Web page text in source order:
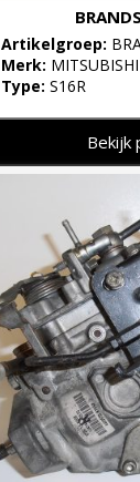
Artikelgroep:
Merk: MITSUBISHI
Type: S16R
Bekijk